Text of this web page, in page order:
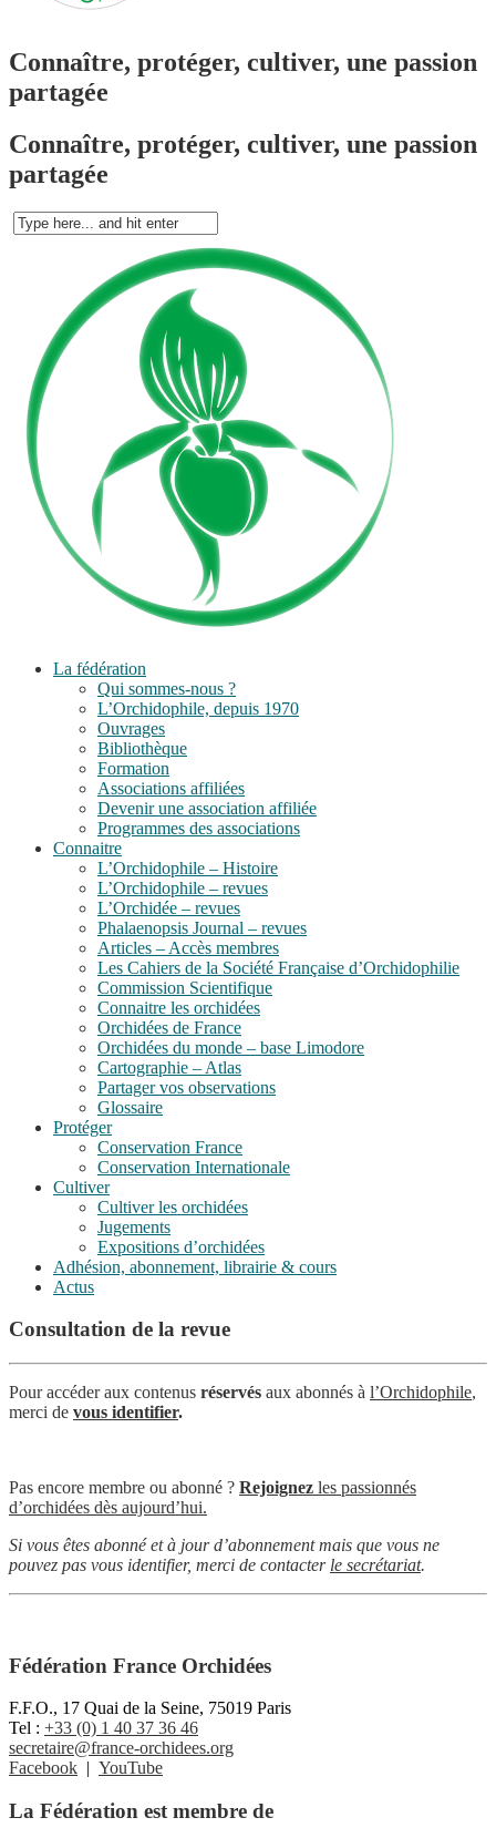
Connaître, protéger, cultiver, une passion
partagée
Connaître, protéger, cultiver, une passion
partagée
La fédération
Qui sommes-nous ?
L’Orchidophile, depuis 1970
Ouvrages
Bibliothèque
Formation
Associations affiliées
Devenir une association affiliée
Programmes des associations
Connaitre
L’Orchidophile – Histoire
L’Orchidophile – revues
L’Orchidée – revues
Phalaenopsis Journal – revues
Articles – Accès membres
Les Cahiers de la Société Française d’Orchidophilie
Commission Scientifique
Connaitre les orchidées
Orchidées de France
Orchidées du monde – base Limodore
Cartographie – Atlas
Partager vos observations
Glossaire
Protéger
Conservation France
Conservation Internationale
Cultiver
Cultiver les orchidées
Jugements
Expositions d’orchidées
Adhésion, abonnement, librairie & cours
Actus
Consultation de la revue
Pour accéder aux contenus réservés aux abonnés à l’Orchidophile,
merci de vous identifier.
Pas encore membre ou abonné ? Rejoignez les passionnés
d’orchidées dès aujourd’hui.
Si vous êtes abonné et à jour d’abonnement mais que vous ne
pouvez pas vous identifier, merci de contacter le secrétariat.
Fédération France Orchidées
F.F.O., 17 Quai de la Seine, 75019 Paris
Tel : +33 (0) 1 40 37 36 46
secretaire@france-orchidees.org
Facebook | YouTube
La Fédération est membre de